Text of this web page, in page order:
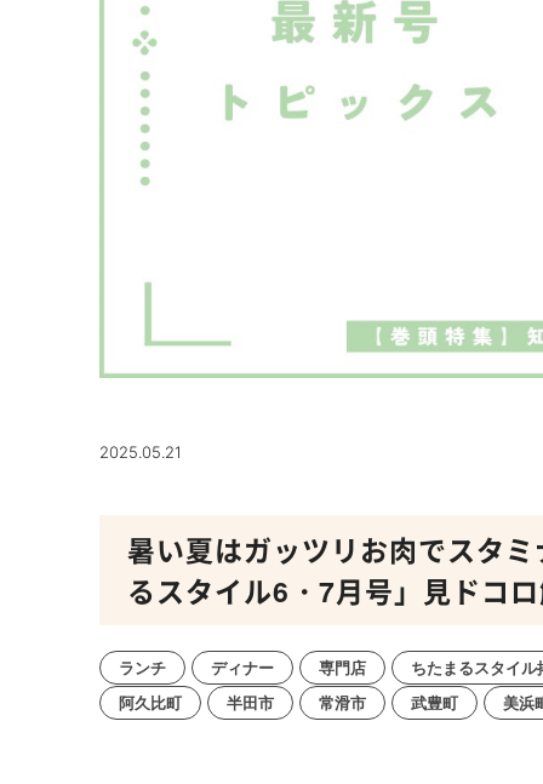
2025.05.21
暑い夏はガッツリお肉でスタ
るスタイル6・7月号」見ドコ
ランチ ディナー 専門店
ちたまるスタイル
阿久比町
半田市 常滑市 武豊町 美浜